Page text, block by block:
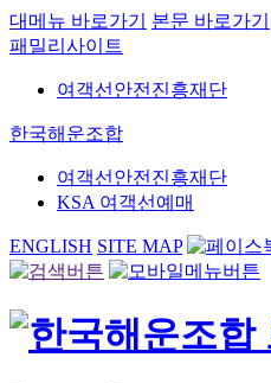
대메뉴 바로가기
본문 바로가기
패밀리사이트
여객선안전진흥재단
한국해운조합
여객선안전진흥재단
KSA 여객선예매
ENGLISH SITE MAP